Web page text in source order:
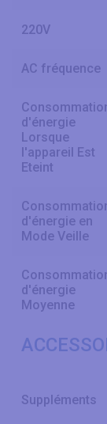
220V
AC fréquence
d'énergie
Lorsque
l'appareil Est
Eteint
d'énergie en
Mode Veille
d'énergie
Moyenne
Suppléments